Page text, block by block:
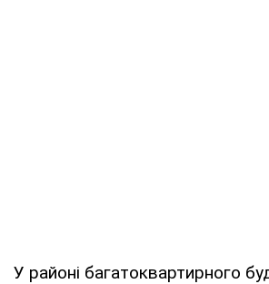
У районі багатоквартирного